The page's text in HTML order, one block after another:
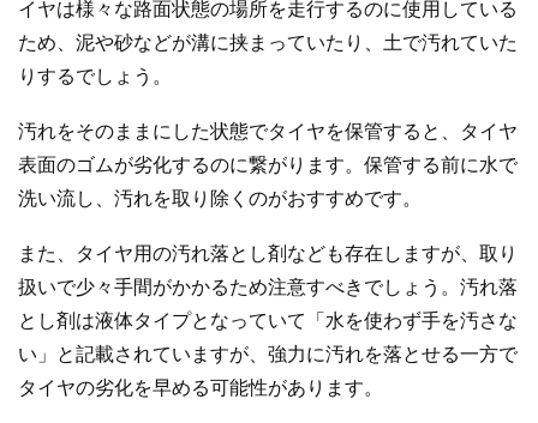
イヤは様々な路面状態の場所を走行するのに使用している
ため、泥や砂などが溝に挟まっていたり、土で汚れていた
りするでしょう。
汚れをそのままにした状態でタイヤを保管すると、タイヤ
表面のゴムが劣化するのに繋がります。保管する前に水で
洗い流し、汚れを取り除くのがおすすめです。
また、タイヤ用の汚れ落とし剤なども存在しますが、取り
扱いで少々手間がかかるため注意すべきでしょう。汚れ落
とし剤は液体タイプとなっていて「水を使わず手を汚さな
い」と記載されていますが、強力に汚れを落とせる一方で
タイヤの劣化を早める可能性があります。